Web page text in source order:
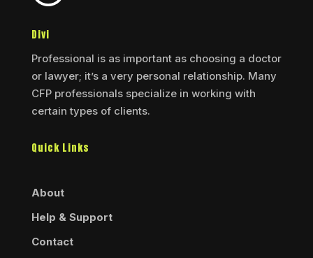
Divi
Professional is as important as choosing a doctor
or lawyer; it’s a very personal relationship. Many
CFP professionals specialize in working with
certain types of clients.
Quick Links
About
Help & Support
Contact